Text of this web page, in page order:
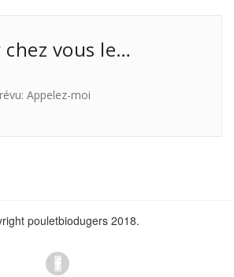
chez vous le…
Appelez-moi
pouletbiodugers 2018.